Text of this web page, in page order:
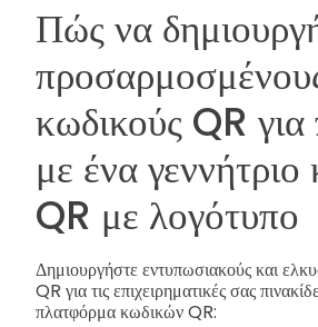
Πώς να
κωδικούς QR για
με ένα
QR με λογότυπο
Δημιουργήστε εντυπωσιακούς και
QR για τις επιχειρηματικές σας
πλατφόρμα κωδικών QR: